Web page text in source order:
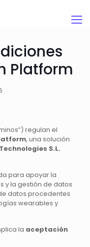
Platform
regulan el
, una solución
S.L.
para apoyar la
y la gestión de datos
datos procedentes
wearables y
la aceptación